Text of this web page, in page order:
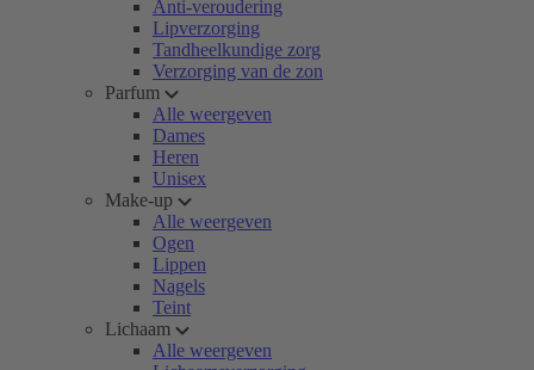
Anti-veroudering
Lipverzorging
Tandheelkundige zorg
Verzorging van de zon
Parfum
Alle weergeven
Dames
Heren
Unisex
Make-up
Alle weergeven
Ogen
Lippen
Nagels
Teint
Lichaam
Alle weergeven